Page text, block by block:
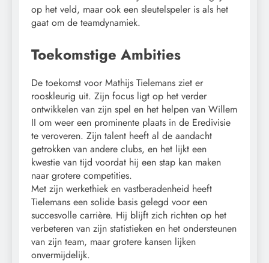
op het veld, maar ook een sleutelspeler is als het
gaat om de teamdynamiek.
Toekomstige Ambities
De toekomst voor Mathijs Tielemans ziet er
rooskleurig uit. Zijn focus ligt op het verder
ontwikkelen van zijn spel en het helpen van Willem
II om weer een prominente plaats in de Eredivisie
te veroveren. Zijn talent heeft al de aandacht
getrokken van andere clubs, en het lijkt een
kwestie van tijd voordat hij een stap kan maken
naar grotere competities.
Met zijn werkethiek en vastberadenheid heeft
Tielemans een solide basis gelegd voor een
succesvolle carrière. Hij blijft zich richten op het
verbeteren van zijn statistieken en het ondersteunen
van zijn team, maar grotere kansen lijken
onvermijdelijk.